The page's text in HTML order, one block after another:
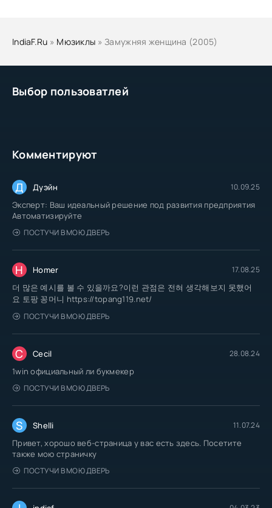
Выбор пользоватлей
Комментируют
Д Дуэйн 10.09.25
Эксперт: Ваш идеальный решение под развития предприятия
Автоматизируйте
ПОСТУЧИ В МОЮ ДВЕРЬ
H Homer 17.08.25
더 많은 예시를 볼 수 있을까요?이런 관점은 전혀 생각해보지 못했어
요 토팡 꽁머니 https://topang119.net/
ПОСТУЧИ В МОЮ ДВЕРЬ
C Cecil 28.08.24
1win официальный ли букмекер
ПОСТУЧИ В МОЮ ДВЕРЬ
S Shelli 11.07.24
Привет, хорошо веб-страница у вас есть здесь. Посетите
также мою страничку
ПОСТУЧИ В МОЮ ДВЕРЬ
IndiaF.Ru » Мюзиклы » Замужняя женщина (2005)